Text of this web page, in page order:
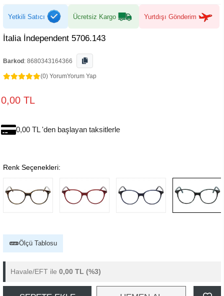
Yetkili Satıcı Ücretsiz Kargo Yurtdışı Gönderim
İtalia İndependent 5706.143
Barkod : 8680343164366
(0) YorumYorum Yap
0,00 TL
0,00 TL 'den başlayan taksitlerle
Renk Seçenekleri:
Ölçü Tablosu
Havale/EFT ile 0,00 TL (%3)